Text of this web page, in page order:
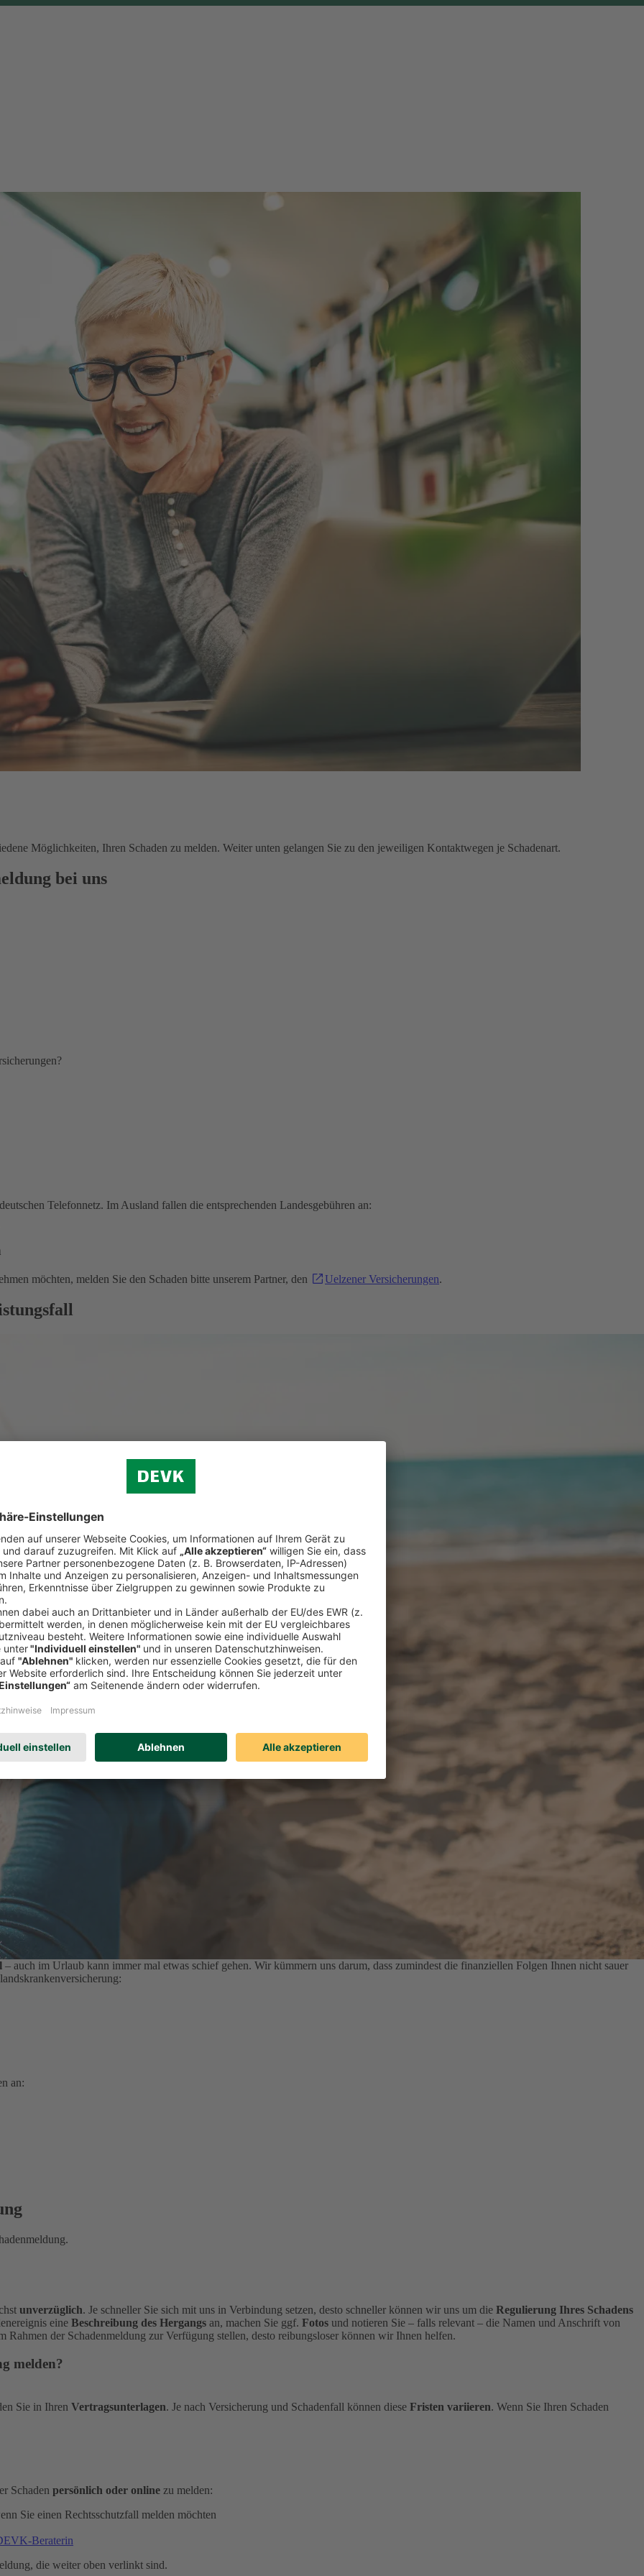
Möglichkeiten, Ihren Schaden zu melden. Weiter unten gelangen Sie zu den jeweiligen Kontaktwegen je Schadenart.
bei uns
Telefonnetz. Im Ausland fallen die entsprechenden Landesgebühren an:
möchten, melden Sie den Schaden bitte unserem Partner, den Uelzener Versicherungen.
– auch im Urlaub kann immer mal etwas schief gehen. Wir kümmern uns darum, dass zumindest die finanziellen Folgen Ihnen nicht sauer
an:
unverzüglich. Je schneller Sie sich mit uns in Verbindung setzen, desto schneller können wir uns um die Regulierung Ihres Schadens
eine Beschreibung des Hergangs an, machen Sie ggf. Fotos und notieren Sie – falls relevant – die Namen und Anschrift von
Rahmen der Schadenmeldung zur Verfügung stellen, desto reibungsloser können wir Ihnen helfen.
melden?
Sie in Ihren Vertragsunterlagen. Je nach Versicherung und Schadenfall können diese Fristen variieren. Wenn Sie Ihren Schaden
Schaden persönlich oder online zu melden:
Sie einen Rechtsschutzfall melden möchten
Beraterin
die weiter oben verlinkt sind.